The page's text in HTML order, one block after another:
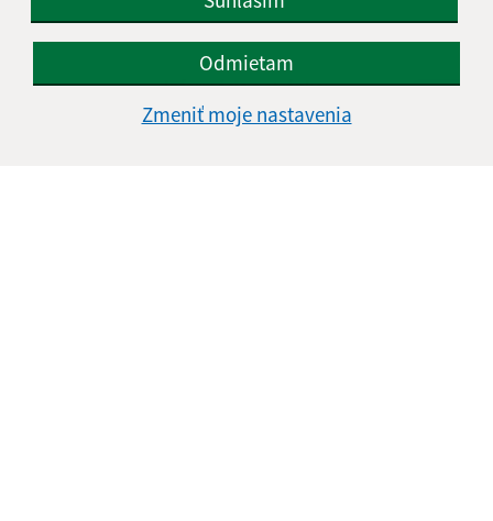
Odmietam
Zmeniť moje nastavenia
Informácie o stránke:
Vyhlásenie o prístupnosti